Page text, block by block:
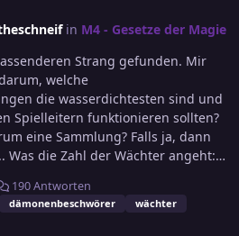
in M4 - Gesetze der Magie
Strang gefunden. Mir
welche
die wasserdichtesten sind und
Spielleitern funktionieren sollten?
eine Sammlung? Falls ja, dann
Das Gewicht halte ich nicht
- ich zumindest stelle mir ein
190 Antworten
dämonenbeschwörer wächter